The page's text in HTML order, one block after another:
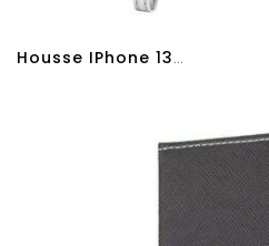
Housse IPhone 13 Pro Max Arbre Rose Et Chat Noir